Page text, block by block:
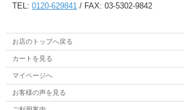
TEL: 0120-629841 / FAX: 03-5302-9842
お店のトップへ戻る
カートを見る
マイページへ
お客様の声を見る